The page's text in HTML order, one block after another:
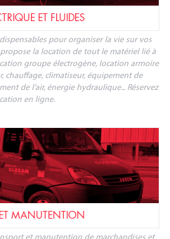
ET FLUIDES
pour organiser la vie sur vos
propose la location de tout le matériel lié à
groupe électrogène, location armoire
chauffage, climatiseur, équipement de
de l'air, énergie hydraulique... Réservez
en ligne.
MANUTENTION